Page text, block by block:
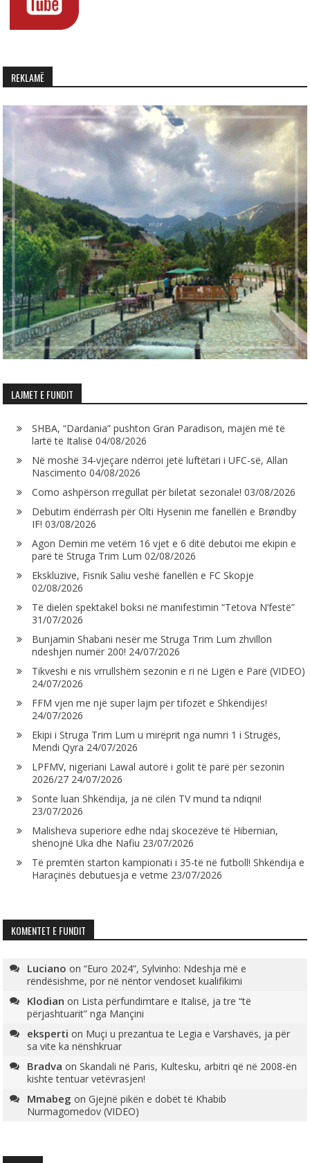
REKLAMË
LAJMET E FUNDIT
SHBA, “Dardania” pushton Gran Paradison, majën më të
lartë të Italisë 04/08/2026
Në moshë 34-vjeçare ndërroi jetë luftëtari i UFC-së, Allan
Nascimento 04/08/2026
Como ashpërson rregullat për biletat sezonale! 03/08/2026
Debutim ëndërrash për Olti Hysenin me fanellën e Brøndby
IF! 03/08/2026
Agon Demiri me vetëm 16 vjet e 6 ditë debutoi me ekipin e
parë të Struga Trim Lum 02/08/2026
Ekskluzive, Fisnik Saliu veshë fanellën e FC Skopje
02/08/2026
Të dielën spektakël boksi në manifestimin “Tetova N’festë”
31/07/2026
Bunjamin Shabani nesër me Struga Trim Lum zhvillon
ndeshjen numër 200! 24/07/2026
Tikveshi e nis vrrullshëm sezonin e ri në Ligën e Parë (VIDEO)
24/07/2026
FFM vjen me një super lajm për tifozët e Shkëndijës!
24/07/2026
Ekipi i Struga Trim Lum u mirëprit nga numri 1 i Strugës,
Mendi Qyra 24/07/2026
LPFMV, nigeriani Lawal autorë i golit të parë për sezonin
2026/27 24/07/2026
Sonte luan Shkëndija, ja në cilën TV mund ta ndiqni!
23/07/2026
Malisheva superiore edhe ndaj skocezëve të Hibernian,
shënojnë Uka dhe Nafiu 23/07/2026
Të premtën starton kampionati i 35-të në futboll! Shkëndija e
Haraçinës debutuesja e vetme 23/07/2026
KOMENTET E FUNDIT
Luciano on“Euro 2024”, Sylvinho: Ndeshja më e
rëndësishme, por në nëntor vendoset kualifikimi
Klodian on Lista përfundimtare e Italisë, ja tre “të
përjashtuarit” nga Mançini
eksperti on Muçi u prezantua te Legia e Varshavës, ja për
sa vite ka nënshkruar
Bradva onSkandali në Paris, Kultesku, arbitri që në 2008-ën
kishte tentuar vetëvrasjen!
Mmabeg onGjejnë pikën e dobët të Khabib
Nurmagomedov (VIDEO)